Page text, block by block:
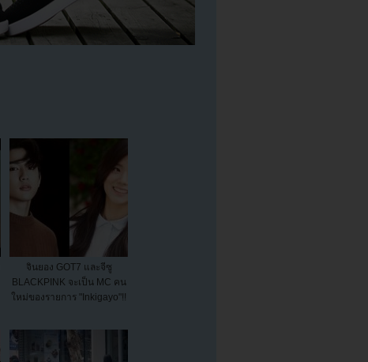
จินยอง GOT7 และจีซู
BLACKPINK จะเป็น MC คน
ใหม่ของรายการ "Inkigayo"!!